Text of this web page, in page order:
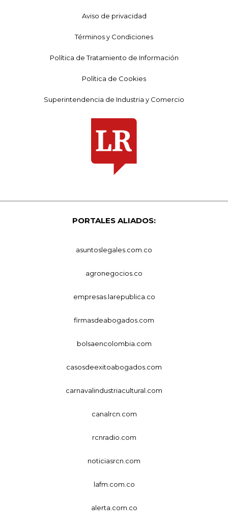
Aviso de privacidad
Términos y Condiciones
Política de Tratamiento de Información
Política de Cookies
Superintendencia de Industria y Comercio
PORTALES ALIADOS:
asuntoslegales.com.co
agronegocios.co
empresas.larepublica.co
firmasdeabogados.com
bolsaencolombia.com
casosdeexitoabogados.com
carnavalindustriacultural.com
canalrcn.com
rcnradio.com
noticiasrcn.com
lafm.com.co
alerta.com.co